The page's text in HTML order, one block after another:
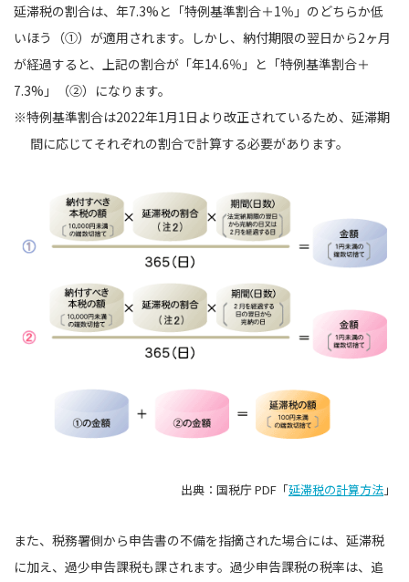
延滞税の割合は、年7.3%と「特例基準割合＋1％」のどちらか低
いほう（①）が適用されます。しかし、納付期限の翌⽇から2ヶ月
が経過すると、上記の割合が「年14.6％」と「特例基準割合＋
7.3%」（②）になります。
※特例基準割合は2022年1月1日より改正されているため、延滞期
間に応じてそれぞれの割合で計算する必要があります。
出典：国税庁 PDF「延滞税の計算方法 」
また、税務署側から申告書の不備を指摘された場合には、延滞税
に加え、過少申告課税も課されます。過少申告課税の税率は、追